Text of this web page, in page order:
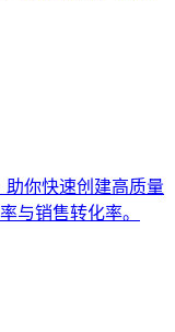
你快速创建高质量
与销售转化率。